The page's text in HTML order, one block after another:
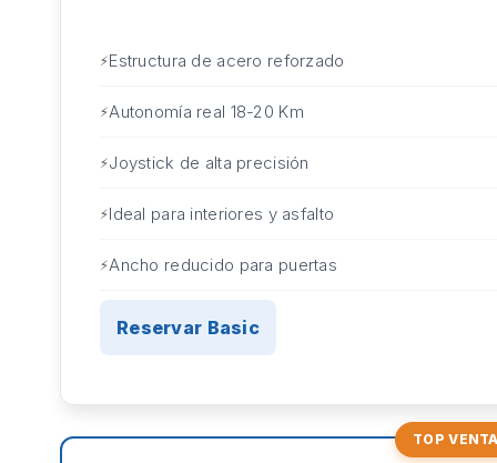
Estructura de acero reforzado
Autonomía real 18-20 Km
Joystick de alta precisión
Ideal para interiores y asfalto
Ancho reducido para puertas
Reservar Basic
TOP